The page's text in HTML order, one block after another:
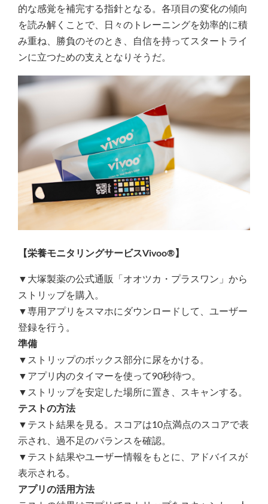
的な感覚を補完する指針となる。各項目の変化の傾向
を読み解くことで、日々のトレーニングを効率的に積
み重ね、勝負のそのとき、自信を持ってスタートライ
ンに立つための支えとなりそうだ。
【栄養モニタリングサービスVivoo®】
▼大塚製薬の公式通販「オオツカ・プラスワン」から
ストリップを購入。
▼専用アプリをスマホにダウンロードして、ユーザー
登録を行う。
準備
▼ストリップのボックス部分に尿をかける。
▼アプリ内のタイマーを使って90秒待つ。
▼ストリップを安定した場所に置き、スキャンする。
テストの方法
▼テスト結果を見る。スコアは10点満点のスコアで表
示され、過不足のバランスを確認。
▼テスト結果やユーザー情報をもとに、アドバイスが
表示される。
アプリの活用方法